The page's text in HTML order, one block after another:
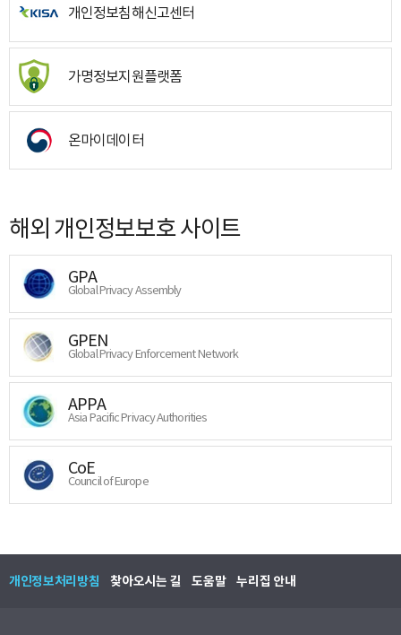
개인정보침해신고센터
가명정보지원플랫폼
온마이데이터
해외 개인정보보호 사이트
GPA
Global Privacy Assembly
GPEN
Global Privacy Enforcement Network
APPA
Asia Pacific Privacy Authorities
CoE
Council of Europe
개인정보처리방침 찾아오시는 길 도움말 누리집 안내